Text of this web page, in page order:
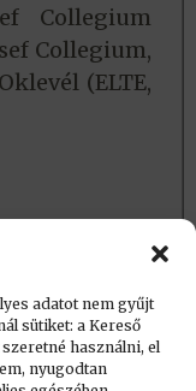
adatot nem gyűjt
sütiket: a Kereső
használni, el
nyugodtan
Collegium
Collegium,
(ELTE,